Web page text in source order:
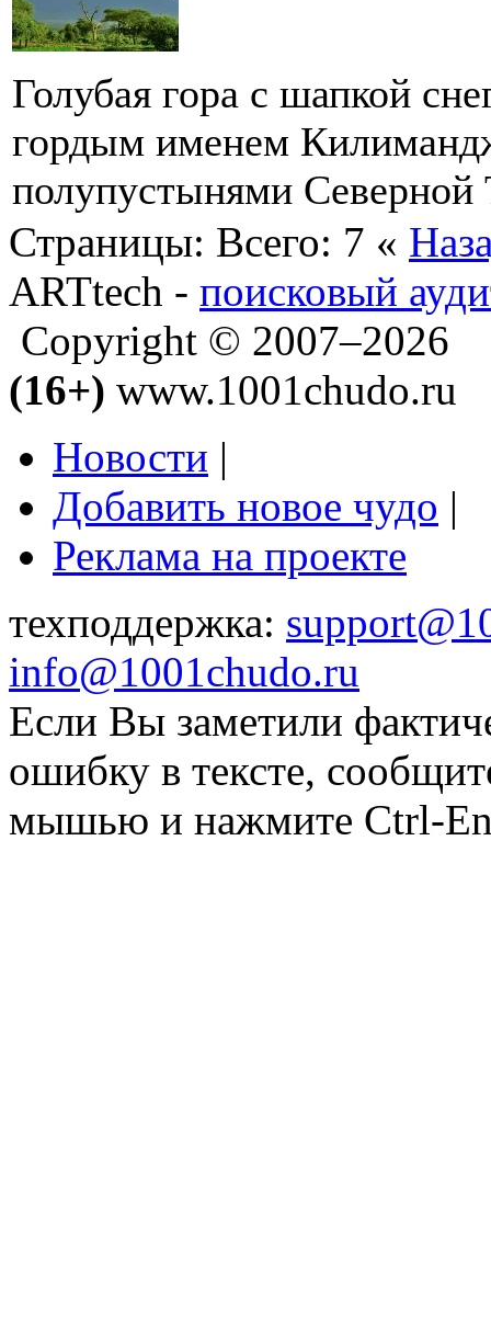
Голубая гора с шапкой
гордым именем
полупустынями Северной
Страницы: Всего: 7 «
ARTtech - поисковый
Copyright © 2007–2026
(16+) www.1001chudo.ru
Новости |
Добавить новое чудо |
Реклама на проекте
техподдержка:
info@1001chudo.ru
Если Вы заметили
ошибку в тексте,
мышью и нажмите Ctrl-